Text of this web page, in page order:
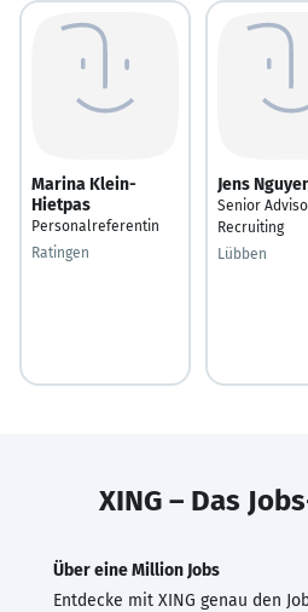
Marina Klein-
Hietpas
Personalreferentin
Ratingen
Jens
Senior
Recruiting
Lübben
XING – Das
Über eine Million Jobs
Entdecke mit XING genau den